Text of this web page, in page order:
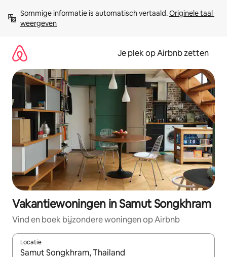
direct
naar
Sommige informatie is automatisch vertaald. Originele taal
weergeven
Je plek op Airbnb zetten
Vakantiewoningen in Samut Songkhram
Vind en boek bijzondere woningen op Airbnb
Locatie
Wanneer er resultaten beschikbaar zijn, maak je een keuze